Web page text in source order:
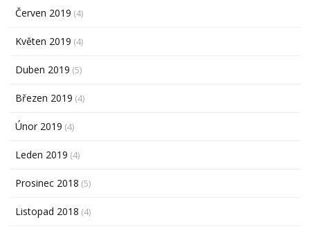
Červen 2019 (4)
Květen 2019 (4)
Duben 2019 (5)
Březen 2019 (4)
Únor 2019 (4)
Leden 2019 (4)
Prosinec 2018 (5)
Listopad 2018 (4)